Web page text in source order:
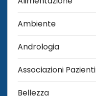
Ambiente
Andrologia
Associazioni Pazienti
Bellezza